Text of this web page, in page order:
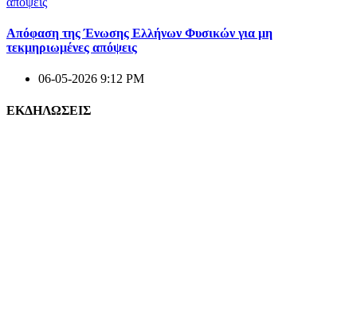
Απόφαση της Ένωσης Ελλήνων Φυσικών για μη
τεκμηριωμένες απόψεις
06-05-2026 9:12 PM
ΕΚΔΗΛΩΣΕΙΣ